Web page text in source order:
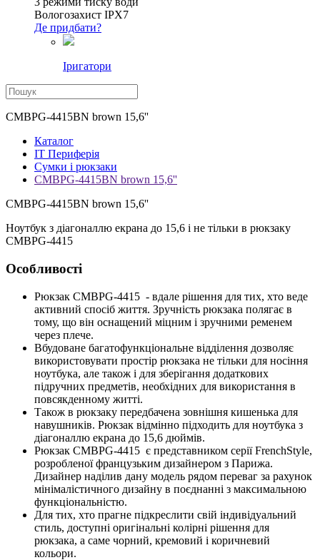
Вологозахист IPX7
Де придбати?
Іригатори
CMBPG-4415BN brown 15,6''
Каталог
IT Периферія
Сумки і рюкзаки
CMBPG-4415BN brown 15,6''
CMBPG-4415BN brown 15,6''
Ноутбук з діагоналлю екрана до 15,6 і не тільки в рюкзаку
CMBPG-4415
Особливості
Рюкзак CMBPG-4415 - вдале рішення для тих, хто веде
активний спосіб життя. Зручність рюкзака полягає в
тому, що він оснащений міцним і зручними ременем
через плече.
Вбудоване багатофункціональне відділення дозволяє
використовувати простір рюкзака не тільки для носіння
ноутбука, але також і для зберігання додаткових
підручних предметів, необхідних для використання в
повсякденному житті.
Також в рюкзаку передбачена зовнішня кишенька для
навушників. Рюкзак відмінно підходить для ноутбука з
діагоналлю екрана до 15,6 дюймів.
Рюкзак CMBPG-4415 є представником серії FrenchStyle,
розробленої французьким дизайнером з Парижа.
Дизайнер наділив дану модель рядом переваг за рахунок
мінімалістичного дизайну в поєднанні з максимальною
функціональністю.
Для тих, хто прагне підкреслити свій індивідуальний
стиль, доступні оригінальні колірні рішення для
рюкзака, а саме чорний, кремовий і коричневий
кольори.